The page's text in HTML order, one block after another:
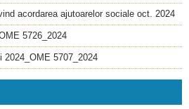
acordarea ajutoarelor sociale oct. 2024
5726_2024
5707_2024